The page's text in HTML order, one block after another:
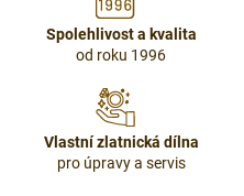
Spolehlivost a kvalita
od roku 1996
Vlastní zlatnická dílna
pro úpravy a servis